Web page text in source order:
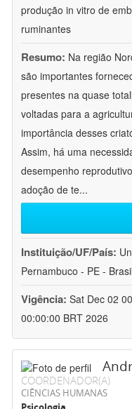
produção in vitro de
ruminantes
Resumo: Na região
são importantes
presentes na quase
voltadas para a
importância desses
Assim, há uma
desempenho
adoção de te...
Instituição/UF/País:
Pernambuco - PE - Brasil
Vigência: Sat Dec 02
00:00:00 BRT 2026
COORDENADOR(A)
CIÊNCIAS HUMANAS